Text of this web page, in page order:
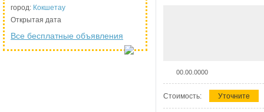
город: Кокшетау
Открытая дата
Все бесплатные объявления
00.00.0000
Стоимость: Уточните